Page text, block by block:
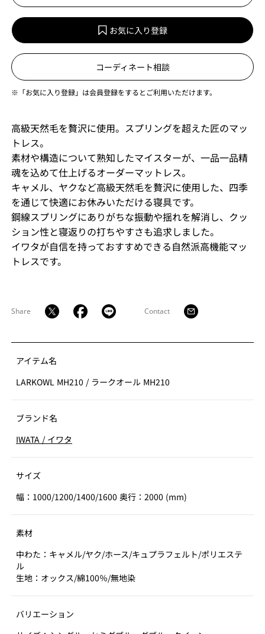
お気に入り登録
コーディネート相談
※「お気に入り登録」は会員登録をするとご利用いただけます。
高級天然毛を贅沢に使用。スプリングを超えた匠のマッ
トレス。
素材や構造について熟知したマイスターが、一品一品精
魂を込めて仕上げるオーダーマットレス。
キャメル、ヤクなど高級天然毛を贅沢に使用した、四季
を通じて快適にお休みいただける寝具です。
鋼線スプリングにありがちな振動や揺れを解消し、クッ
ション性と寝返りの打ちやすさも追求しました。
イワタが自信を持っておすすめできる自然派高機能マッ
トレスです。
Share Contact
アイテム名
LARKOWL MH210 / ラークオール MH210
ブランド名
IWATA / イワタ
サイズ
幅：1000/1200/1400/1600 奥行：2000 (mm)
素材
中わた：キャメル/ヤク/ホース/キュプラフェルト/ポリエステ
ル
生地：オックス/綿100％/無地染
バリエーション